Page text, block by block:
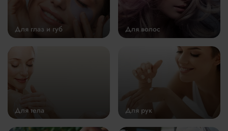
Для глаз и губ Для волос
Для тела Для рук